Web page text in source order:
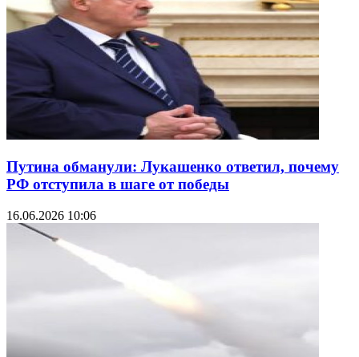
Путина обманули: Лукашенко ответил, почему
РФ отступила в шаге от победы
16.06.2026 10:06